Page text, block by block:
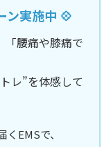
ン実施中 💠
「腰痛や膝痛で
レ”を体感して
EMSで、